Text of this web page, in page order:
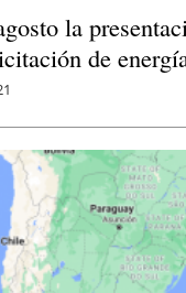
la
de